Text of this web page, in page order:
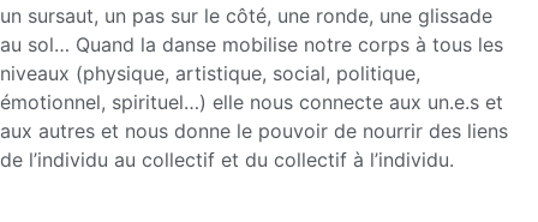
un sursaut, un pas sur le côté, une ronde, une glissade
au sol… Quand la danse mobilise notre corps à tous les
niveaux (physique, artistique, social, politique,
émotionnel, spirituel…) elle nous connecte aux un.e.s et
aux autres et nous donne le pouvoir de nourrir des liens
de l’individu au collectif et du collectif à l’individu.